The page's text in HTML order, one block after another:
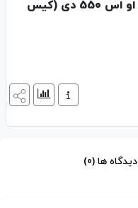
دوربین عکاسی دیجیتال کانن ای او اس 550 دی (کیس
دیدگاه ها (0)